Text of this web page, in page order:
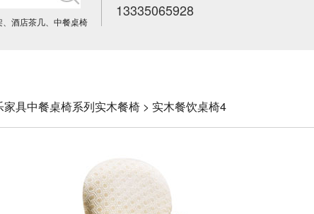
酒店茶几
中餐桌椅
13335065928
家具中餐桌椅系列实木餐椅 > 实木餐饮桌椅4